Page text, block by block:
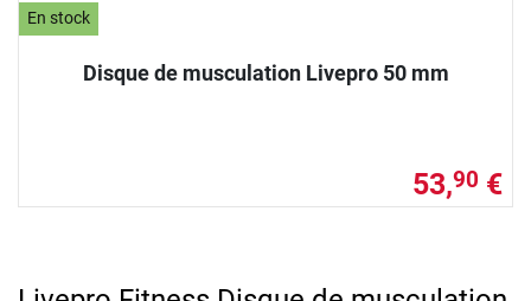
En stock
Disque de musculation Livepro 50 mm
53,90 €